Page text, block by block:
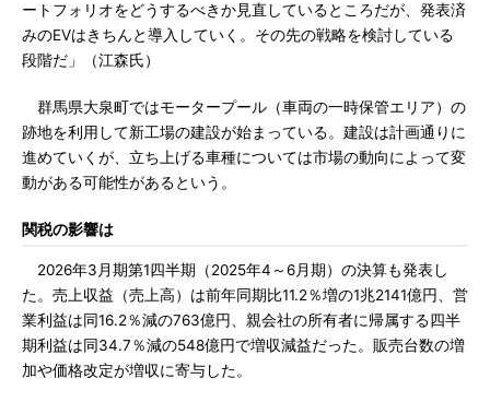
ートフォリオをどうするべきか見直しているところだが、発表済
みのEVはきちんと導入していく。その先の戦略を検討している
段階だ」（江森氏）
群馬県大泉町ではモータープール（車両の一時保管エリア）の
跡地を利用して新工場の建設が始まっている。建設は計画通りに
進めていくが、立ち上げる車種については市場の動向によって変
動がある可能性があるという。
関税の影響は
2026年3月期第1四半期（2025年4～6月期）の決算も発表し
た。売上収益（売上高）は前年同期比11.2％増の1兆2141億円、営
業利益は同16.2％減の763億円、親会社の所有者に帰属する四半
期利益は同34.7％減の548億円で増収減益だった。販売台数の増
加や価格改定が増収に寄与した。